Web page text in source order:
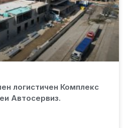
логистичен Комплекс
Автосервиз.